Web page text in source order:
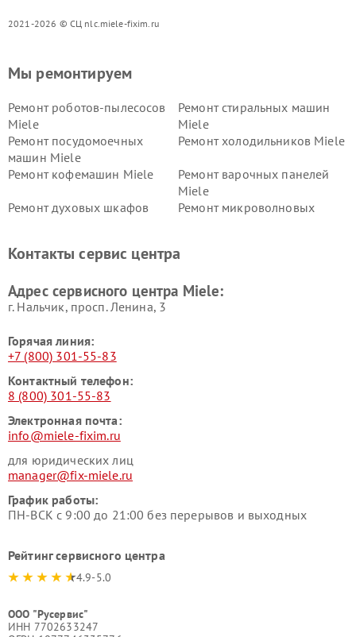
2021-2026 © СЦ nlc.miele-fixim.ru
Мы ремонтируем
Ремонт роботов-пылесосов
Miele
Ремонт стиральных машин
Miele
Ремонт посудомоечных
машин Miele
Ремонт холодильников Miele
Ремонт кофемашин Miele
Ремонт варочных панелей
Miele
Ремонт духовых шкафов
Ремонт микроволновых
Miele
Miele
пылесосов Miele
Контакты сервис центра
Адрес сервисного центра Miele:
г. Нальчик, просп. Ленина, 3
Горячая линия:
+7 (800) 301-55-83
Контактный телефон:
8 (800) 301-55-83
Электронная почта:
info@miele-fixim.ru
для юридических лиц
manager@fix-miele.ru
График работы:
ПН-ВСК с 9:00 до 21:00 без перерывов и выходных
Рейтинг сервисного центра
4.9-5.0
ООО "Русервис"
ИНН 7702633247